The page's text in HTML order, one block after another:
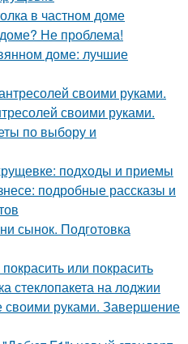
в частном доме
Не проблема!
доме: лучшие
своими руками.
своими руками.
по выбору и
подходы и приемы
подробные рассказы и
сынок. Подготовка
или покрасить
стеклопакета на лоджии
своими руками. Завершение